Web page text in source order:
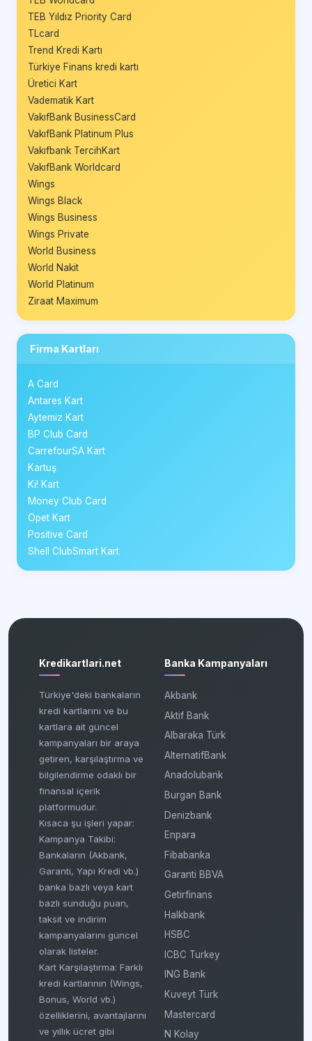
TEB Yıldız Priority Card
TLcard
Trend Kredi Kartı
Türkiye Finans kredi kartı
Üretici Kart
Vadematik Kart
VakıfBank BusinessCard
VakıfBank Platinum Plus
Vakıfbank TercihKart
VakıfBank Worldcard
Wings
Wings Black
Wings Business
Wings Private
World Business
World Nakit
World Platinum
Ziraat Maximum
Firma Kartları
A Card
Antares Kart
Aytemiz Kart
BP Club Card
CarrefourSA Kart
Kartuş
Ki! Kart
Money Club Card
Opet Kart
Positive Card
Shell ClubSmart Kart
Kredikartlari.net
Türkiye'deki bankaların
kredi kartlarını ve bu
kartlara ait güncel
kampanyaları bir araya
getiren, karşılaştırma ve
bilgilendirme odaklı bir
finansal içerik
platformudur.
Kısaca şu işleri yapar:
Kampanya Takibi:
Bankaların (Akbank,
Garanti, Yapı Kredi vb.)
banka bazlı veya kart
bazlı sunduğu puan,
taksit ve indirim
kampanyalarını güncel
olarak listeler.
Kart Karşılaştırma: Farklı
kredi kartlarının (Wings,
Bonus, World vb.)
özelliklerini, avantajlarını
ve yıllık ücret gibi
Banka Kampanyaları
Akbank
Aktif Bank
Albaraka Türk
AlternatifBank
Anadolubank
Burgan Bank
Denizbank
Enpara
Fibabanka
Garanti BBVA
Getirfinans
Halkbank
HSBC
ICBC Turkey
ING Bank
Kuveyt Türk
Mastercard
N Kolay